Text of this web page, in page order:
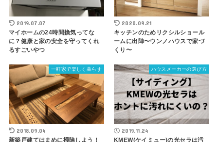
2019.07.07
マイホームの24時間換気ってな
に？健康と家の安全を守ってくれ
るすごいやつ
2020.09.21
キッチンのためリクシルショール
ームに出陣〜ウンノハウスで家づ
くり〜
一軒家で楽しく暮らす
2018.09.04
新築戸建てはまめに掃除しよう！
ハウスメーカーの選び方
2019.11.24
KMEW(ケイミュー)の光セラは汚